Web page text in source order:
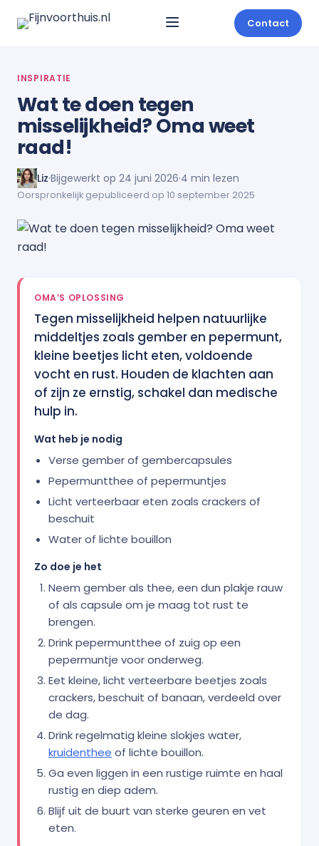
Contact
INSPIRATIE
Wat te doen tegen
misselijkheid? Oma weet
raad!
Liz·Bijgewerkt op 24 juni 2026·4 min lezen
Oorspronkelijk gepubliceerd op 10 september 2025
OMA’S OPLOSSING
Tegen misselijkheid helpen natuurlijke
middeltjes zoals gember en pepermunt,
kleine beetjes licht eten, voldoende
vocht en rust. Houden de klachten aan
of zijn ze ernstig, schakel dan medische
hulp in.
Wat heb je nodig
Verse gember of gembercapsules
Pepermuntthee of pepermuntjes
Licht verteerbaar eten zoals crackers of
beschuit
Water of lichte bouillon
Zo doe je het
Neem gember als thee, een dun plakje rauw
of als capsule om je maag tot rust te
brengen.
Drink pepermuntthee of zuig op een
pepermuntje voor onderweg.
Eet kleine, licht verteerbare beetjes zoals
crackers, beschuit of banaan, verdeeld over
de dag.
Drink regelmatig kleine slokjes water,
kruidenthee of lichte bouillon.
Ga even liggen in een rustige ruimte en haal
rustig en diep adem.
Blijf uit de buurt van sterke geuren en vet
eten.